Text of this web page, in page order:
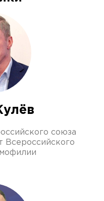
союза
Всероссийского